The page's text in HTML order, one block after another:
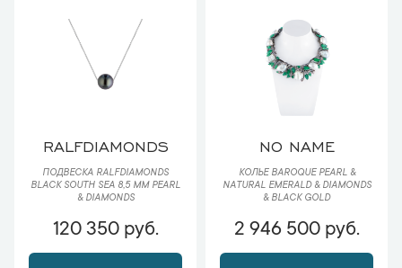
RALFDIAMONDS
ПОДВЕСКА RALFDIAMONDS
BLACK SOUTH SEA 8,5 MM PEARL
& DIAMONDS
120 350 руб.
NO NAME
КОЛЬЕ BAROQUE PEARL &
NATURAL EMERALD & DIAMONDS
& BLACK GOLD
2 946 500 руб.